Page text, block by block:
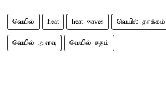
வெயில் heat heat waves வெயில் தாக்கம்
வெயில் அளவு வெயில் சதம்